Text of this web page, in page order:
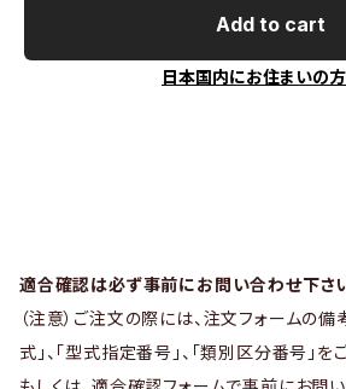
Add to cart
日本国内にお住まいの
適合確認は必ず事前にお問い合わせ下さい
（注意）ご注文の際には、注文フォームの備
式」、「型式指定番号」、「類別区分番号」を